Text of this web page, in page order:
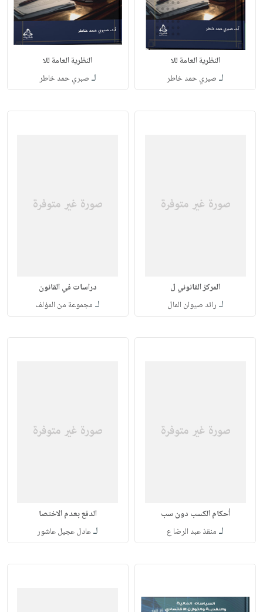
النظرية العامة للا
لـ صبري حمد خاطر
النظرية العامة للا
لـ صبري حمد خاطر
المركز القانوني ل
لـ رائد صيوان المال
دراسات في القانون
لـ مجموعة من المؤلف
أحكام الكسب دون سب
لـ منقذ عبد الرضا ع
الدفع بعدم الاختصا
لـعادل عجيل عاشور